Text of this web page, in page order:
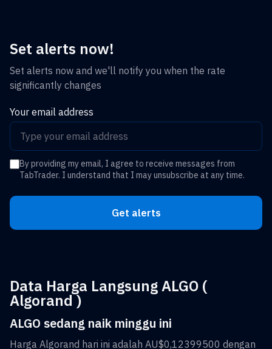
Set alerts now!
Set alerts now and we'll notify you when the rate
significantly changes
Your email address
By providing my email, I agree to receive messages from
TabTrader. I understand that I may unsubscribe at any time.
Get alerts
Data Harga Langsung ALGO (
Algorand )
ALGO sedang naik minggu ini
Harga Algorand hari ini adalah AU$0,12399500 dengan